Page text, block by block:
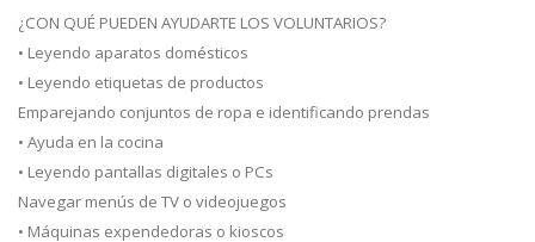
¿CON QUÉ PUEDEN AYUDARTE LOS VOLUNTARIOS?
• Leyendo aparatos domésticos
• Leyendo etiquetas de productos
Emparejando conjuntos de ropa e identificando prendas
• Ayuda en la cocina
• Leyendo pantallas digitales o PCs
Navegar menús de TV o videojuegos
• Máquinas expendedoras o kioscos